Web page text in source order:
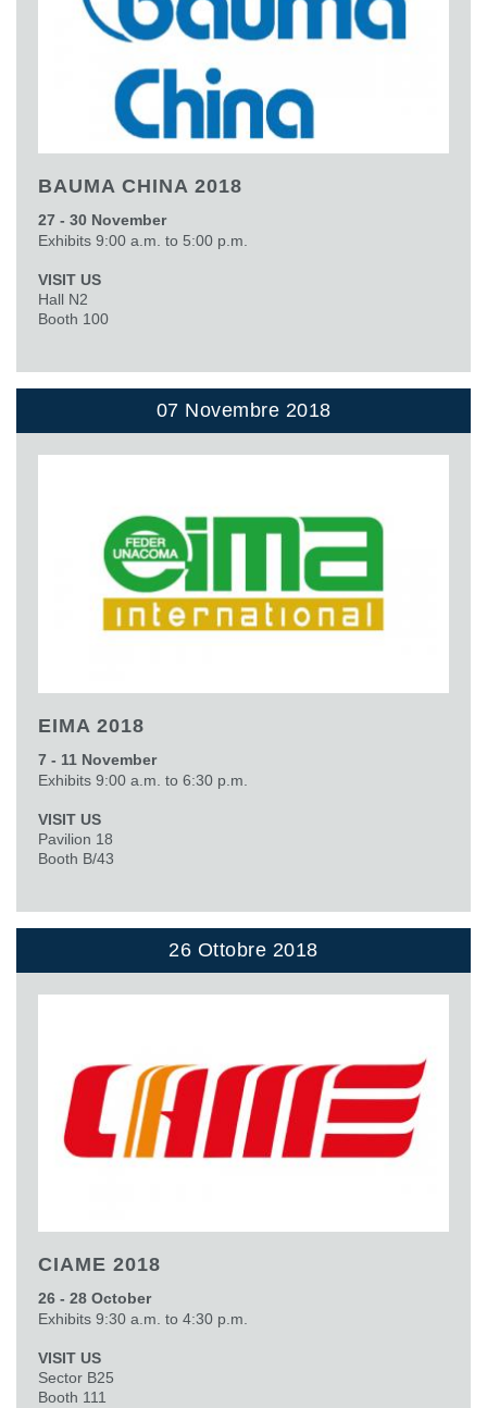
BAUMA CHINA 2018
27 - 30 November
Exhibits 9:00 a.m. to 5:00 p.m.
VISIT US
Hall N2
Booth 100
07 Novembre 2018
EIMA 2018
7 - 11 November
Exhibits 9:00 a.m. to 6:30 p.m.
VISIT US
Pavilion 18
Booth B/43
26 Ottobre 2018
CIAME 2018
26 - 28 October
Exhibits 9:30 a.m. to 4:30 p.m.
VISIT US
Sector B25
Booth 111